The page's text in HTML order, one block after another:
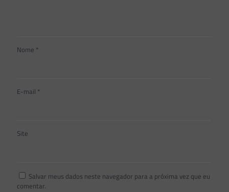
Nome *
E-mail *
Site
Salvar meus dados neste navegador para a próxima vez que eu
comentar.